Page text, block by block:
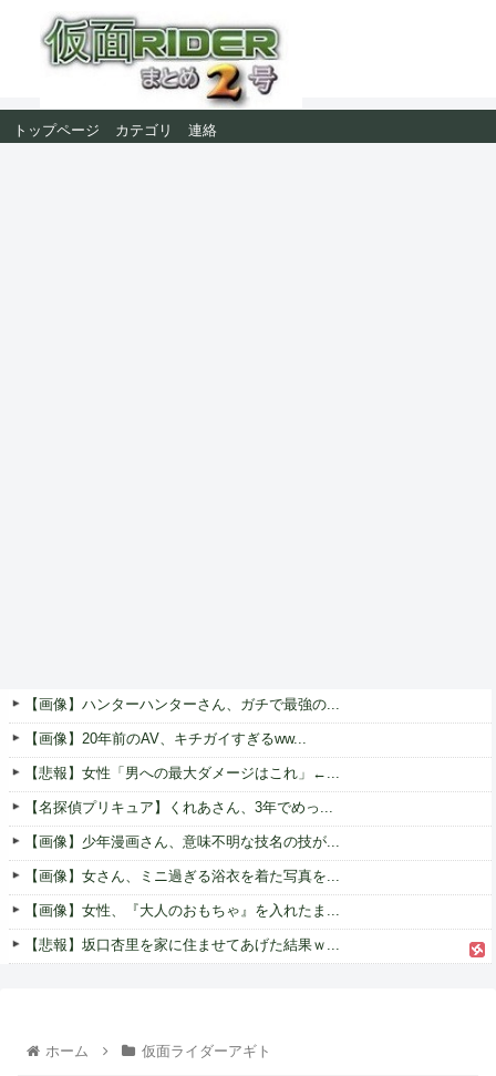
トップページ カテゴリ 連絡
【画像】ハンターハンターさん、ガチで最強の...
【画像】20年前のAV、キチガイすぎるww...
【悲報】女性「男への最大ダメージはこれ」←...
【名探偵プリキュア】くれあさん、3年でめっ...
【画像】少年漫画さん、意味不明な技名の技が...
【画像】女さん、ミニ過ぎる浴衣を着た写真を...
【画像】女性、『大人のおもちゃ』を入れたま...
【悲報】坂口杏里を家に住ませてあげた結果ｗ...
ホーム 仮面ライダーアギト